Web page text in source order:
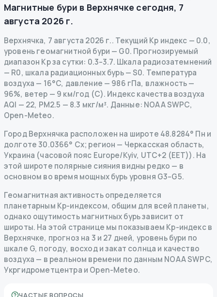
Магнитные бури в Верхнячке сегодня, 7
августа 2026 г.
Верхнячка, 7 августа 2026 г.. Текущий Kp индекс — 0.0,
уровень геомагнитной бури — G0. Прогнозируемый
диапазон Kp за сутки: 0.3–3.7. Шкала радиозатемнений
— R0, шкала радиационных бурь— S0. Температура
воздуха — 16°C, давление — 986 гПа, влажность —
96%, ветер — 9 км/год (С). Индекс качества воздуха
AQI — 22, PM2.5 — 8.3 мкг/м³. Данные: NOAA SWPC,
Open-Meteo.
Город Верхнячка расположен на широте 48.8284° Пн и
долготе 30.0366° Сх; регион — Черкасская область,
Украина (часовой пояс Europe/Kyiv, UTC+2 (EET)). На
этой широте полярные сияния видны редко — в
основном во время мощных бурь уровня G3–G5.
Геомагнитная активность определяется
планетарным Kp-индексом, общим для всей планеты,
однако ощутимость магнитных бурь зависит от
широты. На этой странице мы показываем Kp-индекс в
Верхнячке, прогноз на 3 и 27 дней, уровень бури по
шкале G, погоду, восход и закат солнца и качество
воздуха — в реальном времени по данным NOAA SWPC,
Укргидрометцентра и Open-Meteo.
ЧАСТЫЕ ВОПРОСЫ